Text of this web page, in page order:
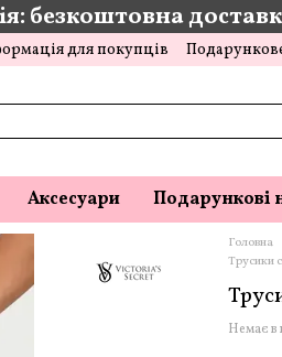
безкоштовна
для покупців
Аксесуари Подарункові
Головна
Трусики
Немає в